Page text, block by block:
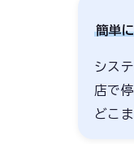
簡単
シス
店で
どこ